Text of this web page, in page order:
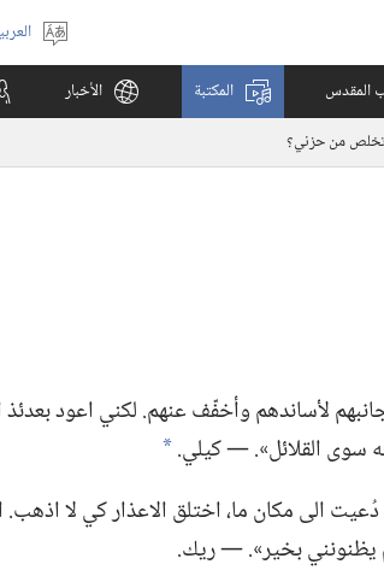
اختر
اللغة
المقدس المكتبة الأخبار
من حزني؟‏
لأساندهم وأخفّف عنهم.‏ لكني اعود بعدئذ
سوى القلائل».‏ —‏ كيلي.‏ *
الى مكان ما،‏ اختلق الاعذار كي لا اذهب.‏
يظنونني بخير».‏ —‏ ريك.‏